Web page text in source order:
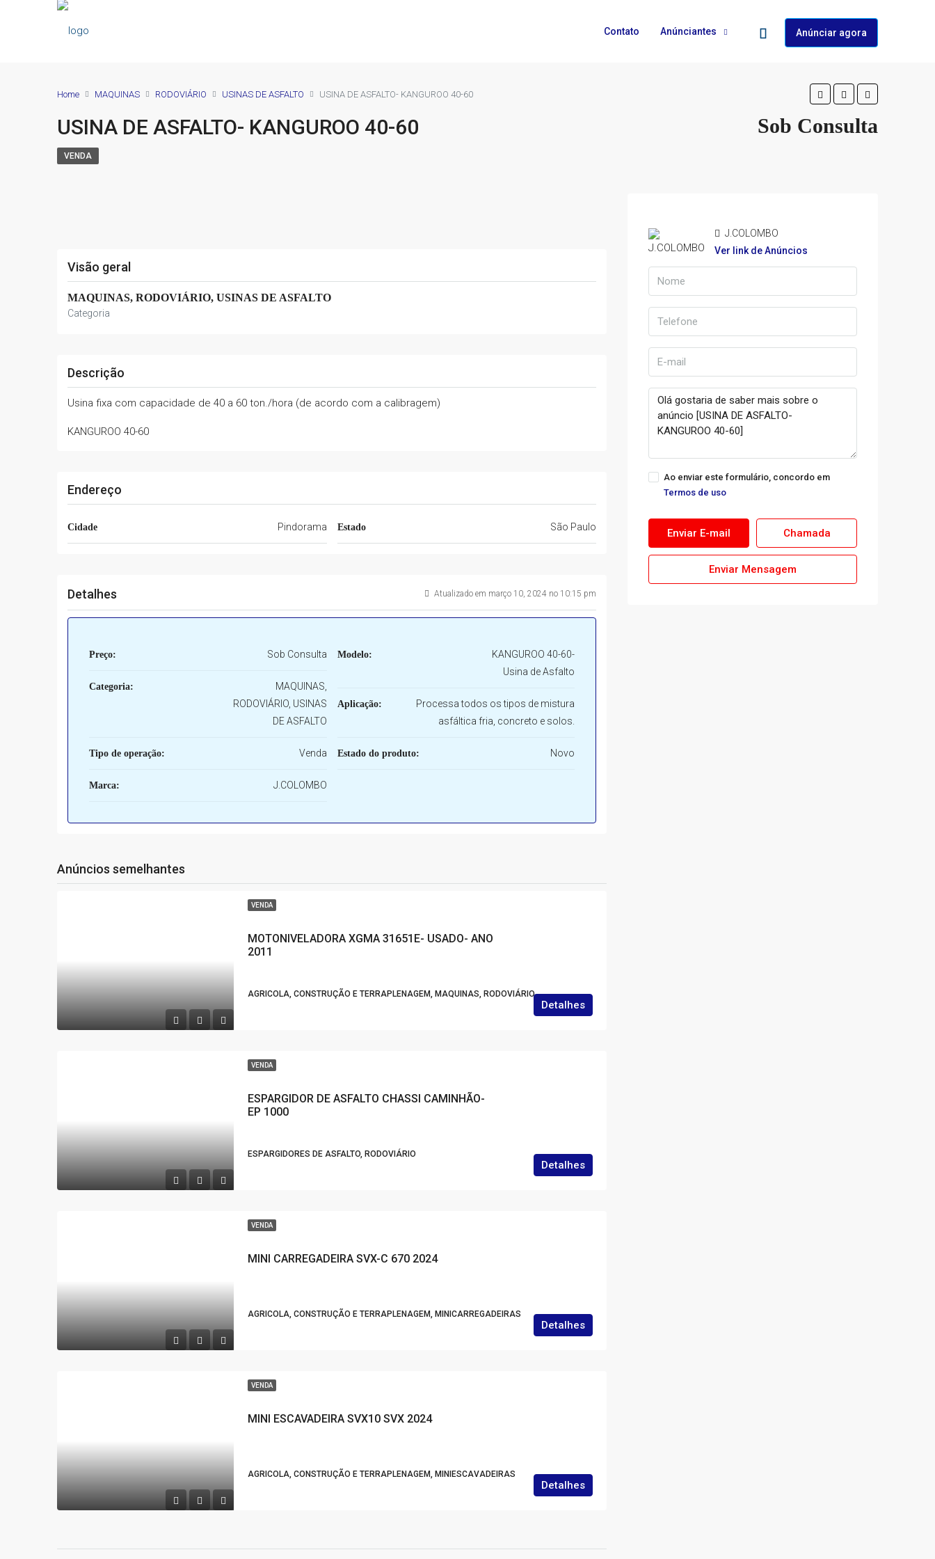
Contato Anúnciantes Anúnciar agora
Home MAQUINAS RODOVIÁRIO USINAS DE ASFALTO USINA DE ASFALTO- KANGUROO 40-60
USINA DE ASFALTO- KANGUROO 40-60 Sob Consulta
VENDA
Visão geral
MAQUINAS, RODOVIÁRIO, USINAS DE ASFALTO
Categoria
Descrição
Usina fixa com capacidade de 40 a 60 ton./hora (de acordo com a calibragem)
KANGUROO 40-60
Endereço
Cidade Pindorama Estado São Paulo
Detalhes Atualizado em março 10, 2024 no 10:15 pm
Preço: Sob Consulta
Categoria:
MAQUINAS,
RODOVIÁRIO, USINAS
DE ASFALTO
Tipo de operação: Venda
Marca: J.COLOMBO
Modelo:
KANGUROO 40-60-
Usina de Asfalto
Aplicação:
Processa todos os tipos de mistura
asfáltica fria, concreto e solos.
Estado do produto: Novo
Anúncios semelhantes
VENDA
MOTONIVELADORA XGMA 31651E- USADO- ANO
2011
AGRICOLA, CONSTRUÇÃO E TERRAPLENAGEM, MAQUINAS, RODOVIÁRIO
Detalhes
VENDA
ESPARGIDOR DE ASFALTO CHASSI CAMINHÃO-
EP 1000
ESPARGIDORES DE ASFALTO, RODOVIÁRIO
Detalhes
VENDA
MINI CARREGADEIRA SVX-C 670 2024
AGRICOLA, CONSTRUÇÃO E TERRAPLENAGEM, MINICARREGADEIRAS
Detalhes
VENDA
MINI ESCAVADEIRA SVX10 SVX 2024
AGRICOLA, CONSTRUÇÃO E TERRAPLENAGEM, MINIESCAVADEIRAS
Detalhes
J.COLOMBO
Ver link de Anúncios
Ao enviar este formulário, concordo em
Termos de uso
Enviar E-mail Chamada
Enviar Mensagem